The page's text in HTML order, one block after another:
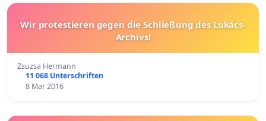
Wir protestieren gegen die Schließung des Lukács-
Archivs!
Zsuzsa Hermann
11 068 Unterschriften
8 Mar 2016